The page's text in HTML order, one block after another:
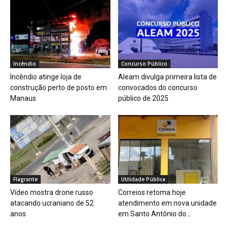
Incêndio
Incêndio atinge loja de
construção perto de posto em
Manaus
Concurso Público
Aleam divulga primeira lista de
convocados do concurso
público de 2025
Flagrante
Vídeo mostra drone russo
atacando ucraniano de 52
anos
Utilidade Pública
Correios retoma hoje
atendimento em nova unidade
em Santo Antônio do...